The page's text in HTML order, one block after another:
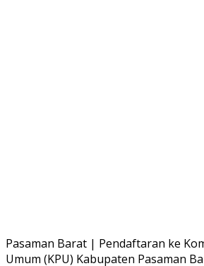
Pasaman Barat | Pendaftaran ke
Umum (KPU) Kabupaten Pasaman